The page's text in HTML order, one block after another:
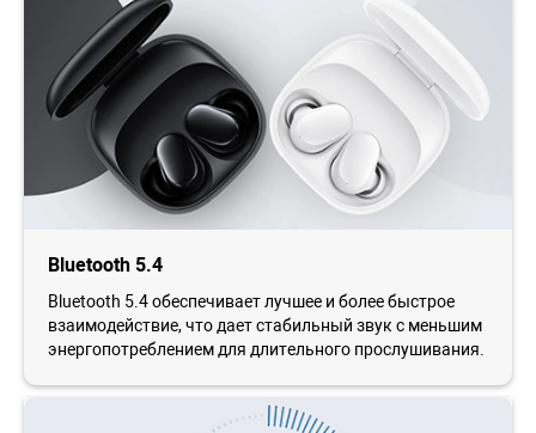
Bluetooth 5.4
Bluetooth 5.4 обеспечивает лучшее и более быстрое
взаимодействие, что дает стабильный звук с меньшим
энергопотреблением для длительного прослушивания.